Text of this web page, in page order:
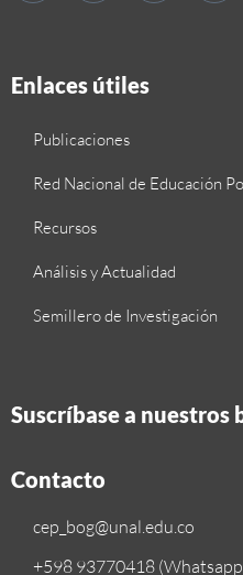
Enlaces útiles
Publicaciones
Red Nacional de Educación
Recursos
Análisis y Actualidad
Semillero de Investigación
Suscríbase a nuestros
Contacto
cep_bog@unal.edu.co
+598 93770418